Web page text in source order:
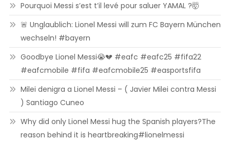
Pourquoi Messi s’est t’il levé pour saluer YAMAL ?🤯
🚨 Unglaublich: Lionel Messi will zum FC Bayern München
wechseln! #bayern
Goodbye Lionel Messi😭💔 #eafc #eafc25 #fifa22
#eafcmobile #fifa #eafcmobile25 #easportsfifa
Milei denigra a Lionel Messi – ( Javier Milei contra Messi
) Santiago Cuneo
Why did only Lionel Messi hug the Spanish players?The
reason behind it is heartbreaking#lionelmessi